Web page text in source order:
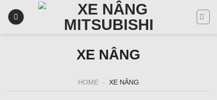
XE NÂNG
HOME - XE NÂNG